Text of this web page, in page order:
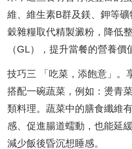
維、維生素B群及鎂、鉀等
穀雜糧取代精製澱粉，降低
（GL），提升當餐的營養價
技巧三 「吃菜，添飽意」。
搭配一碗蔬菜，例如：燙青
類料理。蔬菜中的膳食纖維
感、促進腸道蠕動，也能延
減少飯後昏沉想睡感。